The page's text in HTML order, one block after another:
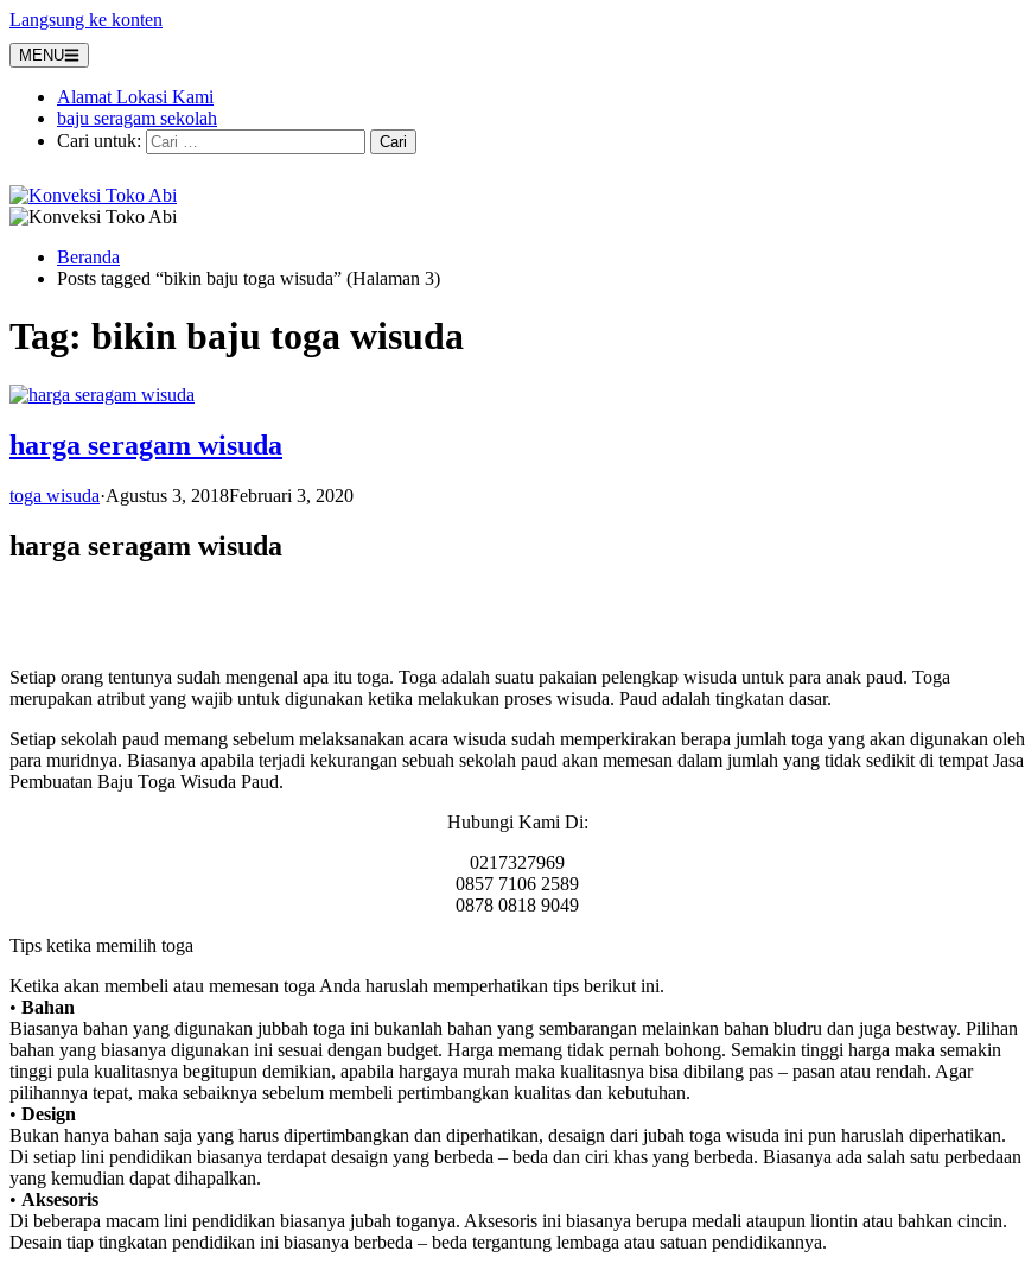
Langsung ke konten
MENU
Alamat Lokasi Kami
baju seragam sekolah
Cari untuk:
Beranda
Posts tagged “bikin baju toga wisuda” (Halaman 3)
Tag: bikin baju toga wisuda
harga seragam wisuda
toga wisuda·Agustus 3, 2018Februari 3, 2020
harga seragam wisuda
Setiap orang tentunya sudah mengenal apa itu toga. Toga adalah suatu pakaian pelengkap wisuda untuk para anak paud. Toga
merupakan atribut yang wajib untuk digunakan ketika melakukan proses wisuda. Paud adalah tingkatan dasar.
Setiap sekolah paud memang sebelum melaksanakan acara wisuda sudah memperkirakan berapa jumlah toga yang akan digunakan oleh
para muridnya. Biasanya apabila terjadi kekurangan sebuah sekolah paud akan memesan dalam jumlah yang tidak sedikit di tempat Jasa
Pembuatan Baju Toga Wisuda Paud.
Hubungi Kami Di:
0217327969
0857 7106 2589
0878 0818 9049
Tips ketika memilih toga
Ketika akan membeli atau memesan toga Anda haruslah memperhatikan tips berikut ini.
• Bahan
Biasanya bahan yang digunakan jubbah toga ini bukanlah bahan yang sembarangan melainkan bahan bludru dan juga bestway. Pilihan
bahan yang biasanya digunakan ini sesuai dengan budget. Harga memang tidak pernah bohong. Semakin tinggi harga maka semakin
tinggi pula kualitasnya begitupun demikian, apabila hargaya murah maka kualitasnya bisa dibilang pas – pasan atau rendah. Agar
pilihannya tepat, maka sebaiknya sebelum membeli pertimbangkan kualitas dan kebutuhan.
• Design
Bukan hanya bahan saja yang harus dipertimbangkan dan diperhatikan, desaign dari jubah toga wisuda ini pun haruslah diperhatikan.
Di setiap lini pendidikan biasanya terdapat desaign yang berbeda – beda dan ciri khas yang berbeda. Biasanya ada salah satu perbedaan
yang kemudian dapat dihapalkan.
• Aksesoris
Di beberapa macam lini pendidikan biasanya jubah toganya. Aksesoris ini biasanya berupa medali ataupun liontin atau bahkan cincin.
Desain tiap tingkatan pendidikan ini biasanya berbeda – beda tergantung lembaga atau satuan pendidikannya.